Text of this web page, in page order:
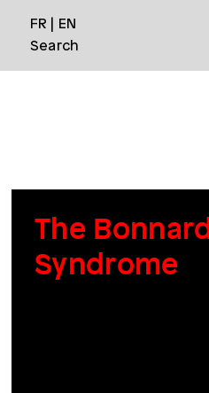
FR
EN
Search
The Bonnard
Syndrome